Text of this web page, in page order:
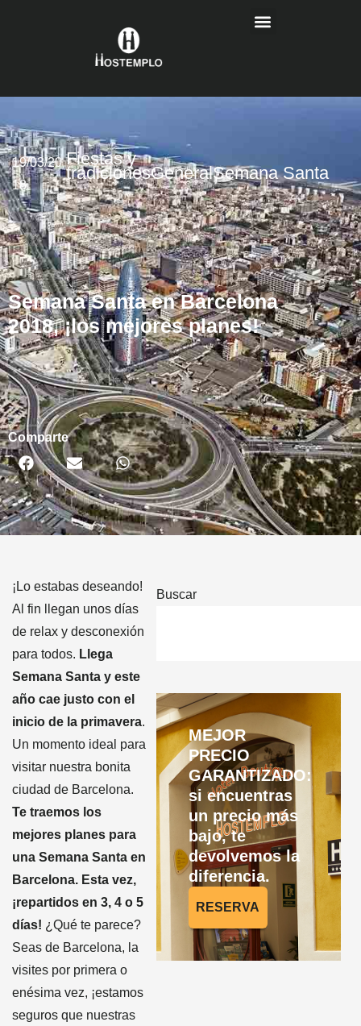
19/03/20
18
Fiestas y
tradicionesGeneralSemana Santa
Semana Santa en Barcelona
2018, ¡los mejores planes!
Comparte
¡Lo estabas deseando!
Al fin llegan unos días
de relax y desconexión
para todos. Llega
Semana Santa y este
año cae justo con el
inicio de la primavera.
Un momento ideal para
visitar nuestra bonita
ciudad de Barcelona.
Te traemos los
mejores planes para
una Semana Santa en
Barcelona. Esta vez,
¡repartidos en 3, 4 o 5
días! ¿Qué te parece?
Seas de Barcelona, la
visites por primera o
enésima vez, ¡estamos
seguros que nuestras
Buscar
MEJOR
PRECIO
GARANTIZADO:
si encuentras
un precio más
bajo, te
devolvemos la
diferencia.
RESERVA